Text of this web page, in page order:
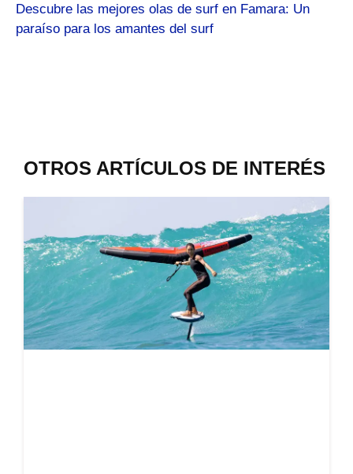
Descubre las mejores olas de surf en Famara: Un
paraíso para los amantes del surf
OTROS ARTÍCULOS DE INTERÉS